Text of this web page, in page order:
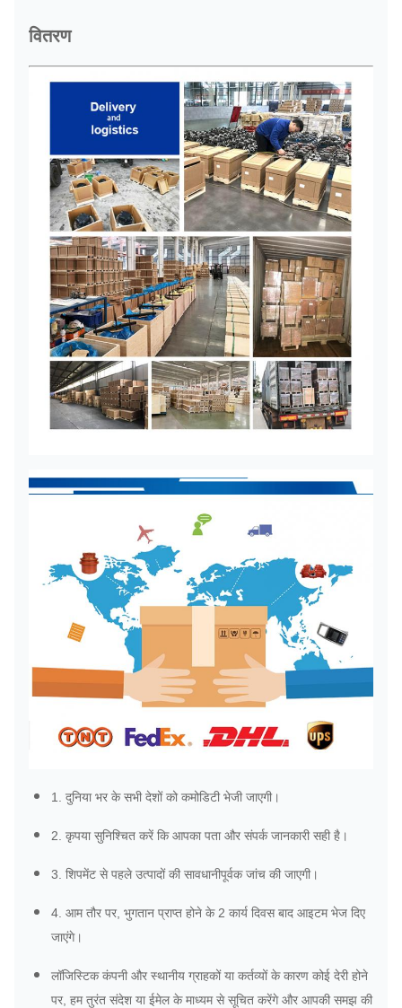
वितरण
1. दुनिया भर के सभी देशों को कमोडिटी भेजी जाएगी।
2. कृपया सुनिश्चित करें कि आपका पता और संपर्क जानकारी सही है।
3. शिपमेंट से पहले उत्पादों की सावधानीपूर्वक जांच की जाएगी।
4. आम तौर पर, भुगतान प्राप्त होने के 2 कार्य दिवस बाद आइटम भेज दिए
जाएंगे।
लॉजिस्टिक कंपनी और स्थानीय ग्राहकों या कर्तव्यों के कारण कोई देरी होने
पर, हम तुरंत संदेश या ईमेल के माध्यम से सूचित करेंगे और आपकी समझ की